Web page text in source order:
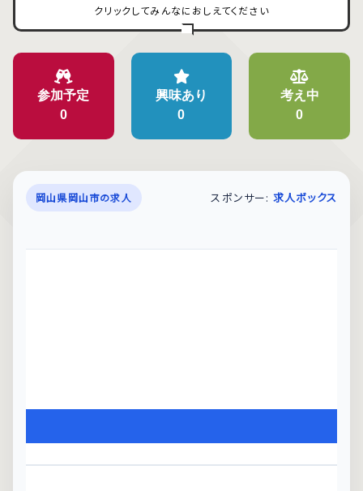
クリックしてみんなにおしえてください
参加予定
0
興味あり
0
考え中
0
岡山県岡山市の求人 スポンサー: 求人ボックス